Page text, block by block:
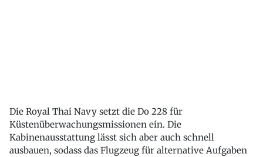
Die Royal Thai Navy setzt die Do 228 für
Küstenüberwachungsmissionen ein. Die
Kabinenausstattung lässt sich aber auch schnell
ausbauen, sodass das Flugzeug für alternative Aufgaben